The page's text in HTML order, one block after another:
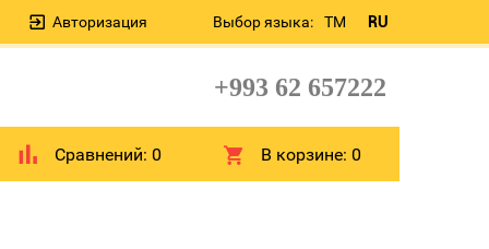
Выбор языка: TM RU
Авторизация
+993 62 657222
Сравнений: 0 В корзине:0